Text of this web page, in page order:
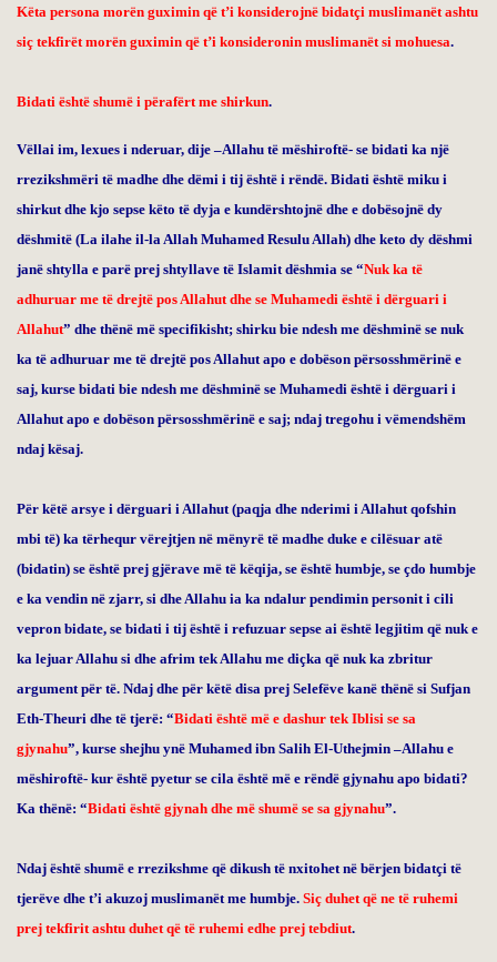
Këta persona morën guximin që t’i konsiderojnë bidatçi muslimanët ashtu
siç tekfirët morën guximin që t’i konsideronin muslimanët si mohuesa.
Bidati është shumë i përafërt me shirkun.
Vëllai im, lexues i nderuar, dije –Allahu të mëshiroftë- se bidati ka një
rrezikshmëri të madhe dhe dëmi i tij është i rëndë. Bidati është miku i
shirkut dhe kjo sepse këto të dyja e kundërshtojnë dhe e dobësojnë dy
dëshmitë (La ilahe il-la Allah Muhamed Resulu Allah) dhe keto dy dëshmi
janë shtylla e parë prej shtyllave të Islamit dëshmia se “Nuk ka të
adhuruar me të drejtë pos Allahut dhe se Muhamedi është i dërguari i
Allahut” dhe thënë më specifikisht; shirku bie ndesh me dëshminë se nuk
ka të adhuruar me të drejtë pos Allahut apo e dobëson përsosshmërinë e
saj, kurse bidati bie ndesh me dëshminë se Muhamedi është i dërguari i
Allahut apo e dobëson përsosshmërinë e saj; ndaj tregohu i vëmendshëm
ndaj kësaj.
Për këtë arsye i dërguari i Allahut (paqja dhe nderimi i Allahut qofshin
mbi të) ka tërhequr vërejtjen në mënyrë të madhe duke e cilësuar atë
(bidatin) se është prej gjërave më të këqija, se është humbje, se çdo humbje
e ka vendin në zjarr, si dhe Allahu ia ka ndalur pendimin personit i cili
vepron bidate, se bidati i tij është i refuzuar sepse ai është legjitim që nuk e
ka lejuar Allahu si dhe afrim tek Allahu me diçka që nuk ka zbritur
argument për të. Ndaj dhe për këtë disa prej Selefëve kanë thënë si Sufjan
Eth-Theuri dhe të tjerë: “Bidati është më e dashur tek Iblisi se sa
gjynahu”, kurse shejhu ynë Muhamed ibn Salih El-Uthejmin –Allahu e
mëshiroftë- kur është pyetur se cila është më e rëndë gjynahu apo bidati?
Ka thënë: “Bidati është gjynah dhe më shumë se sa gjynahu”.
Ndaj është shumë e rrezikshme që dikush të nxitohet në bërjen bidatçi të
tjerëve dhe t’i akuzoj muslimanët me humbje. Siç duhet që ne të ruhemi
prej tekfirit ashtu duhet që të ruhemi edhe prej tebdiut.